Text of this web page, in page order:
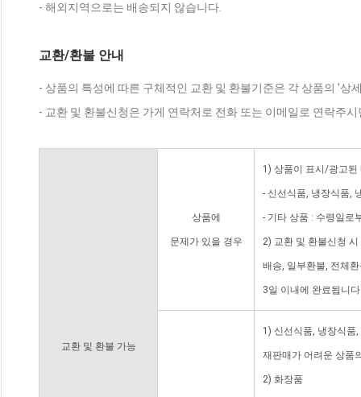
- 해외지역으로는 배송되지 않습니다.
교환/환불 안내
- 상품의 특성에 따른 구체적인 교환 및 환불기준은 각 상품의 '상
- 교환 및 환불신청은 가게 연락처로 전화 또는 이메일로 연락주
교환 및 환불 가능
상품에
문제가 있을 경우
1) 상품이 표시/광고된
- 신선식품, 냉장식품,
- 기타 상품 : 수령일로
2) 교환 및 환불신청
배송, 일부환불, 전체
3일 이내에 완료됩니
1) 신선식품, 냉장식품
재판매가 어려운 상품
2) 화장품